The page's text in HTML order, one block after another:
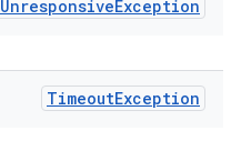
UnresponsiveException
TimeoutException